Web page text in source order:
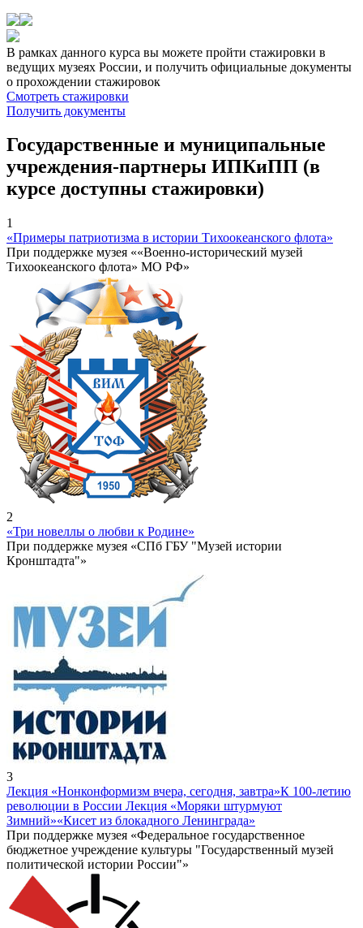
В рамках данного курса вы можете пройти стажировки в
ведущих музеях России, и получить официальные документы
о прохождении стажировок
Смотреть стажировки
Получить документы
Государственные и муниципальные
учреждения-партнеры ИПКиПП (в
курсе доступны стажировки)
1
«Примеры патриотизма в истории Тихоокеанского флота»
При поддержке музея ««Военно-исторический музей
Тихоокеанского флота» МО РФ»
2
«Три новеллы о любви к Родине»
При поддержке музея «СПб ГБУ "Музей истории
Кронштадта"»
3
Лекция «Нонконформизм вчера, сегодня, завтра»К 100-летию
революции в России Лекция «Моряки штурмуют
Зимний»«Кисет из блокадного Ленинграда»
При поддержке музея «Федеральное государственное
бюджетное учреждение культуры "Государственный музей
политической истории России"»